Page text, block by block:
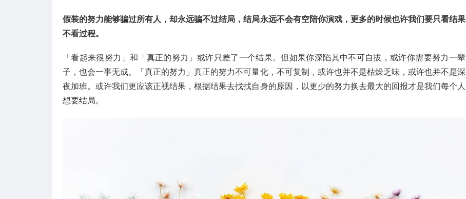
假装的努力能够骗过所有人，却永远骗不过结局，结局永远不会有空陪你演戏，更多的时候也许我们要只看结果
不看过程。
「看起来很努力」和「真正的努力」或许只差了一个结果。但如果你深陷其中不可自拔，或许你需要努力一辈
子，也会一事无成。「真正的努力」真正的努力不可量化，不可复制，或许也并不是枯燥乏味，或许也并不是深
夜加班。或许我们更应该正视结果，根据结果去找找自身的原因，以更少的努力换去最大的回报才是我们每个人
想要结局。